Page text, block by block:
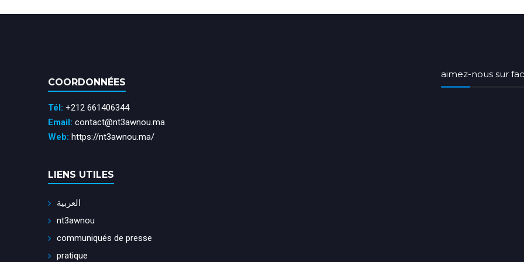
COORDONNÉES
Tél: +212 661406344
Email: contact@nt3awnou.ma
Web: https://nt3awnou.ma/
LIENS UTILES
العربية
nt3awnou
communiqués de presse
pratique
aimez-nous sur